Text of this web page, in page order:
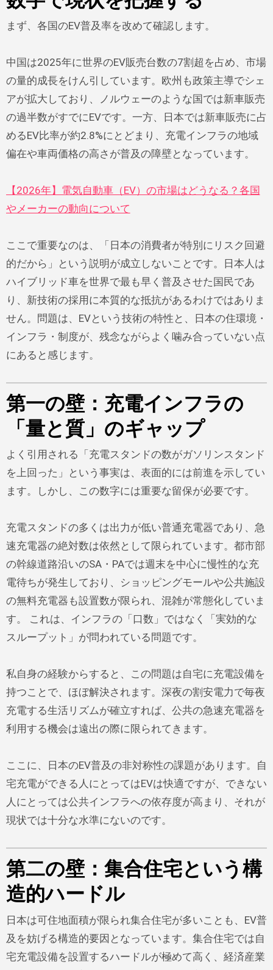
まず、各国のEV普及率を改めて確認します。
中国は2025年に世界のEV販売台数の7割超を占め、市場
の量的成長をけん引しています。欧州も政策主導でシェ
アが拡大しており、ノルウェーのような国では新車販売
の過半数がすでにEVです。一方、日本では新車販売に占
めるEV比率が約2.8%にとどまり、充電インフラの地域
偏在や車両価格の高さが普及の障壁となっています。
【2026年】電気自動車（EV）の市場はどうなる？各国
やメーカーの動向について
ここで重要なのは、「日本の消費者が特別にリスク回避
的だから」という説明が成立しないことです。日本人は
ハイブリッド車を世界で最も早く普及させた国民であ
り、新技術の採用に本質的な抵抗があるわけではありま
せん。問題は、EVという技術の特性と、日本の住環境・
インフラ・制度が、残念ながらよく噛み合っていない点
にあると感じます。
第一の壁：充電インフラの
「量と質」のギャップ
よく引用される「充電スタンドの数がガソリンスタンド
を上回った」という事実は、表面的には前進を示してい
ます。しかし、この数字には重要な留保が必要です。
充電スタンドの多くは出力が低い普通充電器であり、急
速充電器の絶対数は依然として限られています。都市部
の幹線道路沿いのSA・PAでは週末を中心に慢性的な充
電待ちが発生しており、ショッピングモールや公共施設
の無料充電器も設置数が限られ、混雑が常態化していま
す。 これは、インフラの「口数」ではなく「実効的な
スループット」が問われている問題です。
私自身の経験からすると、この問題は自宅に充電設備を
持つことで、ほぼ解決されます。深夜の割安電力で毎夜
充電する生活リズムが確立すれば、公共の急速充電器を
利用する機会は遠出の際に限られてきます。
ここに、日本のEV普及の非対称性の課題があります。自
宅充電ができる人にとってはEVは快適ですが、できない
人にとっては公共インフラへの依存度が高まり、それが
現状では十分な水準にないのです。
第二の壁：集合住宅という構
造的ハードル
日本は可住地面積が限られ集合住宅が多いことも、EV普
及を妨げる構造的要因となっています。集合住宅では自
宅充電設備を設置するハードルが極めて高く、経済産業